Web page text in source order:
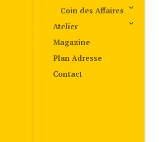
Coin des Affaires
Atelier
Magazine
Plan Adresse
Contact